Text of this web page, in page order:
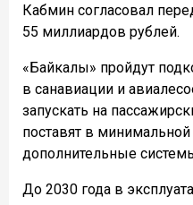
Кабмин согласовал
55 миллиардов рублей.
«Байкалы» пройдут
в санавиации и
запускать на
поставят в
дополнительные
До 2030 года в